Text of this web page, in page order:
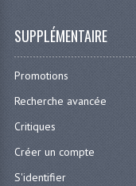
SUPPLÉMENTAIRE
Promotions
Recherche avancée
Critiques
Créer un compte
S'identifier